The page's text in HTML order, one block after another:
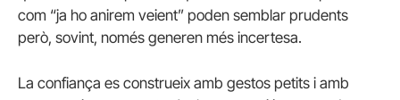
com “ja ho anirem veient” poden semblar prudents
però, sovint, només generen més incertesa.
La confiança es construeix amb gestos petits i amb